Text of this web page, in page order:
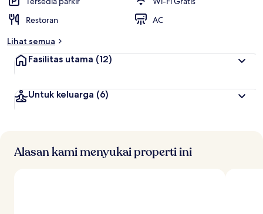
Restoran
AC
Lihat semua
Fasilitas utama (12)
Untuk keluarga (6)
Alasan kami menyukai properti ini